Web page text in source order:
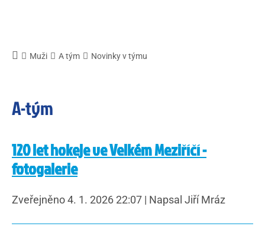
Muži A tým Novinky v týmu
A-tým
120 let hokeje ve Velkém Meziříčí -
fotogalerie
Zveřejněno 4. 1. 2026 22:07 | Napsal Jiří Mráz